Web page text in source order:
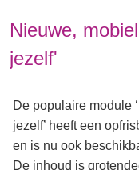
Nieuwe,
jezelf'
De populaire module
jezelf’ heeft een
en is nu ook
De inhoud is